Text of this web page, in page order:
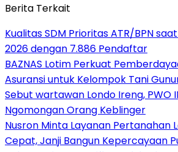
Berita Terkait
Kualitas SDM Prioritas ATR/BPN
2026 dengan 7.886 Pendaftar
BAZNAS Lotim Perkuat
Asuransi untuk Kelompok Tani
Sebut wartawan Londo Ireng, PWO
Ngomongan Orang Keblinger
Nusron Minta Layanan Pertanahan
Cepat, Janji Bangun Kepercayaan